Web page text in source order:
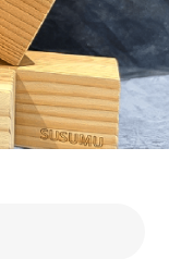
trending_flat
trending_flat
trending_flat
trending_flat